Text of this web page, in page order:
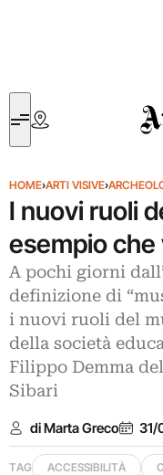
HOME›ARTI VISIVE›
I nuovi ruoli
esempio che
A pochi giorni
definizione di
i nuovi ruoli del
della società
Filippo Demma
Sibari
di Marta Greco 31/
TAG ACCESSIBILITÀ